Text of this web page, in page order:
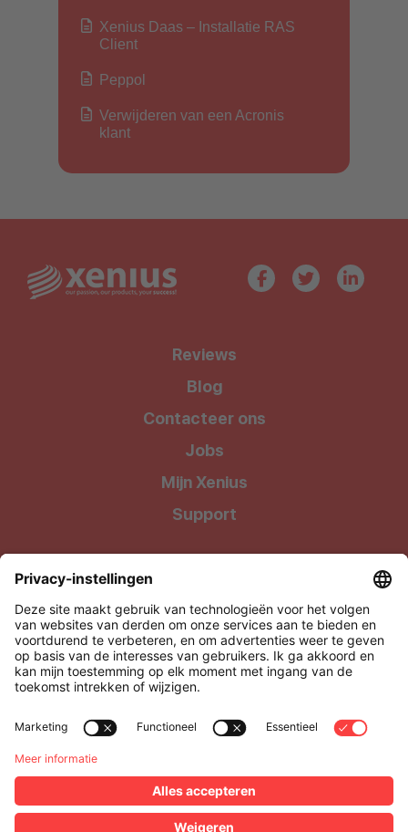
Xenius Daas – Installatie RAS
Client
Peppol
Verwijderen van een Acronis
klant
Reviews
Blog
Contacteer ons
Jobs
Mijn Xenius
Support
Wij geven onze klanten waar ze recht op hebben: Kwalitatieve
Xenius BV, onderdeel van Level27
Via Media 4, 3500 Hasselt, België
BTW: BE0505.928.838
support@xenius.be